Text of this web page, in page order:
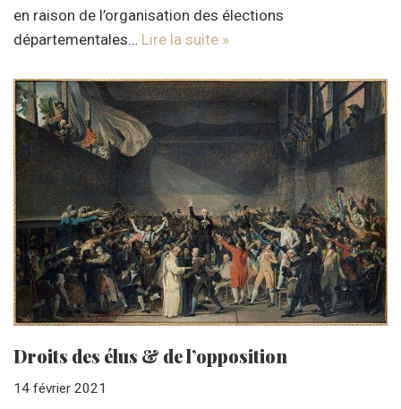
en raison de l’organisation des élections
départementales… Lire la suite »
Droits des élus & de l’opposition
14 février 2021